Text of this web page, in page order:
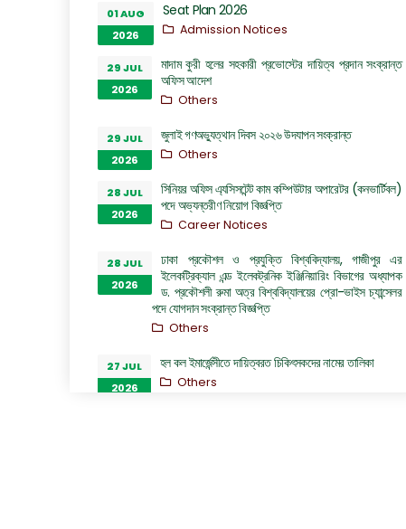
01 AUG
2026
Seat Plan 2026
Admission Notices
29 JUL
2026
মাদাম কুরী হলের সহকারী প্রভোস্টের দায়িত্ব প্রদান সংক্রান্ত
অফিস আদেশ
Others
29 JUL
2026
জুলাই গণঅভ্যুত্থান দিবস ২০২৬ উদযাপন সংক্রান্ত
Others
28 JUL
2026
সিনিয়র অফিস এ্যসিসটেন্ট কাম কম্পিউটার অপারেটর (কনভার্টিবল)
পদে অভ্যন্তরীণ নিয়োগ বিজ্ঞপ্তি
Career Notices
28 JUL
2026
ঢাকা প্রকৌশল ও প্রযুক্তি বিশ্ববিদ্যালয়, গাজীপুর এর
ইলেকট্রিক্যাল এন্ড ইলেকট্রনিক ইঞ্জিনিয়ারিং বিভাগের অধ্যাপক
ড. প্রকৌশলী রুমা অত্র বিশ্ববিদ্যালয়ের প্রো-ভাইস চ্যান্সেলর
পদে যোগদান সংক্রান্ত বিজ্ঞপ্তি
Others
27 JUL
2026
হল কল ইমার্জেন্সীতে দায়িত্বরত চিকিৎসকদের নামের তালিকা
Others